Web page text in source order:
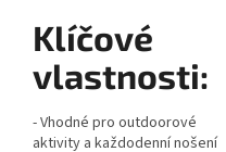
Klíčové
vlastnosti:
- Vhodné pro outdoorové
aktivity a každodenní nošení